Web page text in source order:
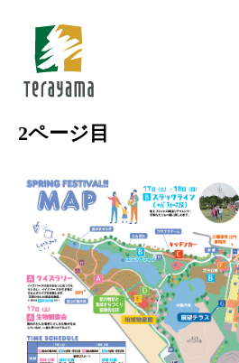
2ページ目